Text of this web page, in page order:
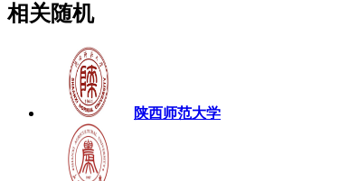
相关随机
陕西师范大学